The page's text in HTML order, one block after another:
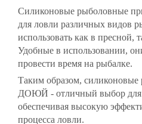
Силиконовые рыболовные
для ловли различных видов
использовать как в пресной,
Удобные в использовании,
провести время на рыбалке.
Таким образом,
ДОЮЙ - отличный выбор для
обеспечивая высокую
процесса ловли.